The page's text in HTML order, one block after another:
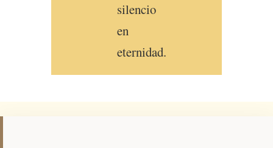
silencio
en
eternidad.